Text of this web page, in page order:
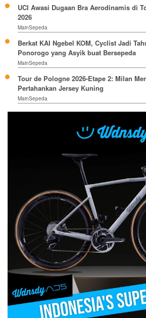
UCI Awasi Dugaan Bra Aerodinamis di
2026
MainSepeda
Berkat KAI Ngebel KOM, Cyclist Jadi
Ponorogo yang Asyik buat Bersepeda
MainSepeda
Tour de Pologne 2026-Etape 2: Milan
Pertahankan Jersey Kuning
MainSepeda